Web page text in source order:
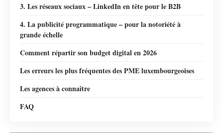
3. Les réseaux sociaux – LinkedIn en tête pour le B2B
4. La publicité programmatique – pour la notoriété à
grande échelle
Comment répartir son budget digital en 2026
Les erreurs les plus fréquentes des PME luxembourgeoises
Les agences à connaître
FAQ